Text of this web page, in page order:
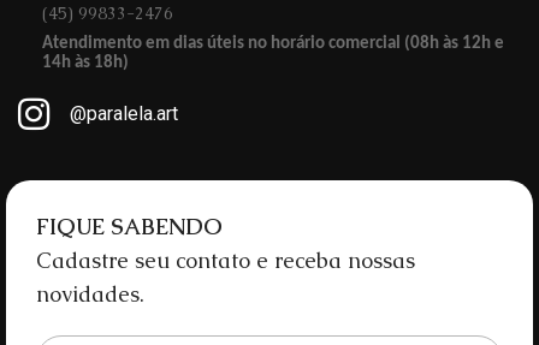
(45) 99833-2476
Atendimento em dias úteis no horário comercial (08h às 12h e
14h às 18h)
@paralela.art
FIQUE SABENDO
Cadastre seu contato e receba nossas
novidades.